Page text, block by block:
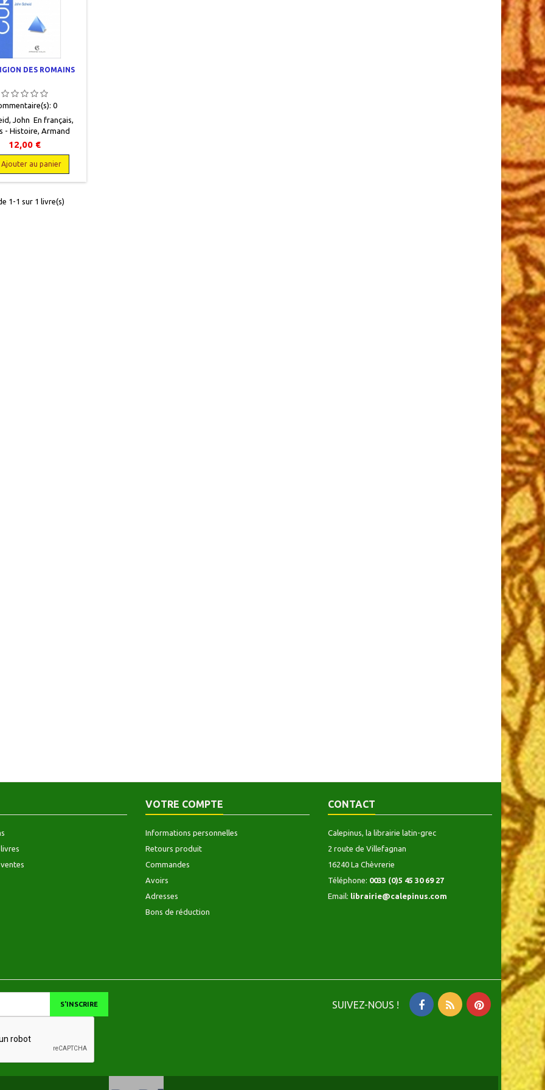
DES ROMAINS
0
John En français,
- Histoire, Armand
1998, 13,5 x 21,
broché, occasion.
9782200017866
12,00 €
Ajouter au panier
1-1 sur 1 livre(s)
VOTRE COMPTE
Informations personnelles
Retours produit
Commandes
Avoirs
Adresses
Bons de réduction
CONTACT
Calepinus, la librairie latin-grec
2 route de Villefagnan
16240 La Chèvrerie
Téléphone: 0033 (0)5 45 30 69 27
Email: librairie@calepinus.com
SUIVEZ-NOUS !